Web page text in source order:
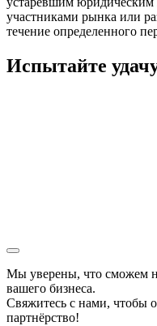
участниками рынка или
течение определенного
Испытайте
Мы уверены, что сможем
вашего бизнеса.
Свяжитесь с нами, чтобы
партнёрство!